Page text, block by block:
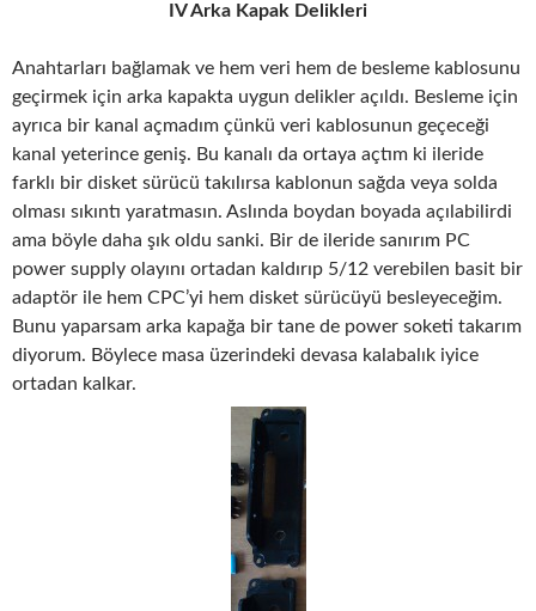
IV Arka Kapak Delikleri
Anahtarları bağlamak ve hem veri hem de besleme kablosunu
geçirmek için arka kapakta uygun delikler açıldı. Besleme için
ayrıca bir kanal açmadım çünkü veri kablosunun geçeceği
kanal yeterince geniş. Bu kanalı da ortaya açtım ki ileride
farklı bir disket sürücü takılırsa kablonun sağda veya solda
olması sıkıntı yaratmasın. Aslında boydan boyada açılabilirdi
ama böyle daha şık oldu sanki. Bir de ileride sanırım PC
power supply olayını ortadan kaldırıp 5/12 verebilen basit bir
adaptör ile hem CPC’yi hem disket sürücüyü besleyeceğim.
Bunu yaparsam arka kapağa bir tane de power soketi takarım
diyorum. Böylece masa üzerindeki devasa kalabalık iyice
ortadan kalkar.